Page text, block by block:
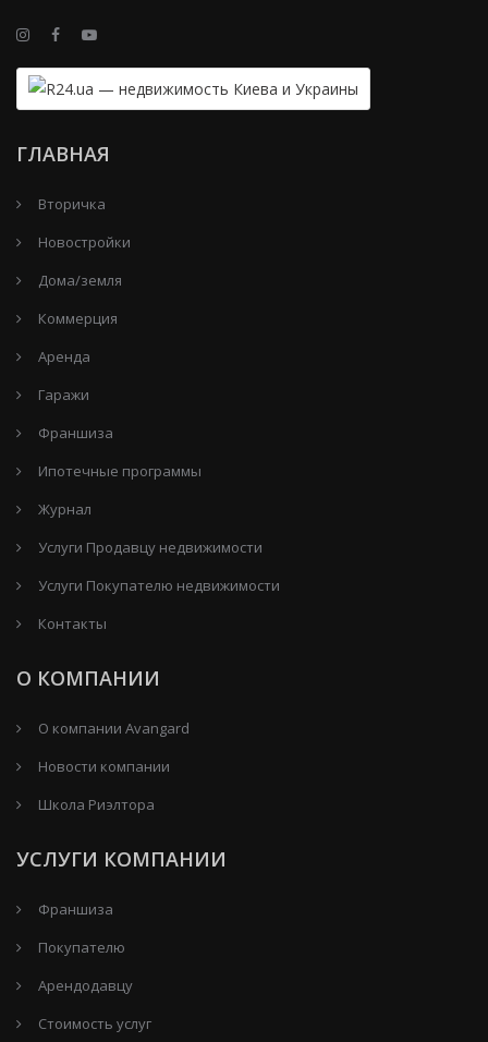
ГЛАВНАЯ
Вторичка
Новостройки
Дома/земля
Коммерция
Аренда
Гаражи
Франшиза
Ипотечные программы
Журнал
Услуги Продавцу недвижимости
Услуги Покупателю недвижимости
Контакты
О КОМПАНИИ
О компании Avangard
Новости компании
Школа Риэлтора
УСЛУГИ КОМПАНИИ
Франшиза
Покупателю
Арендодавцу
Стоимость услуг